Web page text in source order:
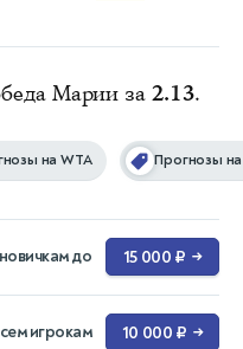
Марии за 2.13.
на WTA Прогнозы
до 15 000 ₽ →
игрокам 10 000 ₽ →